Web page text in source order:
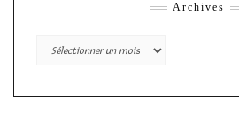
Archives
Archives